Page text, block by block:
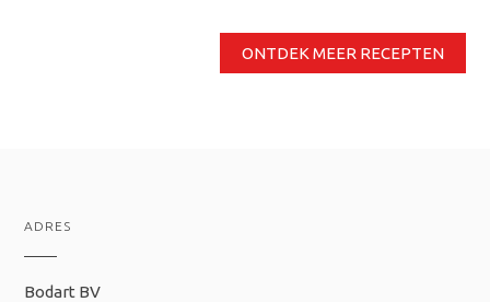
ONTDEK MEER RECEPTEN
ADRES
Bodart BV